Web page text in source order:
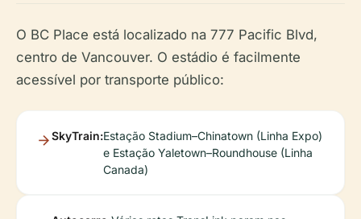
O BC Place está localizado na 777 Pacific Blvd,
centro de Vancouver. O estádio é facilmente
acessível por transporte público:
SkyTrain:Estação Stadium–Chinatown (Linha Expo)
e Estação Yaletown–Roundhouse (Linha
Canada)